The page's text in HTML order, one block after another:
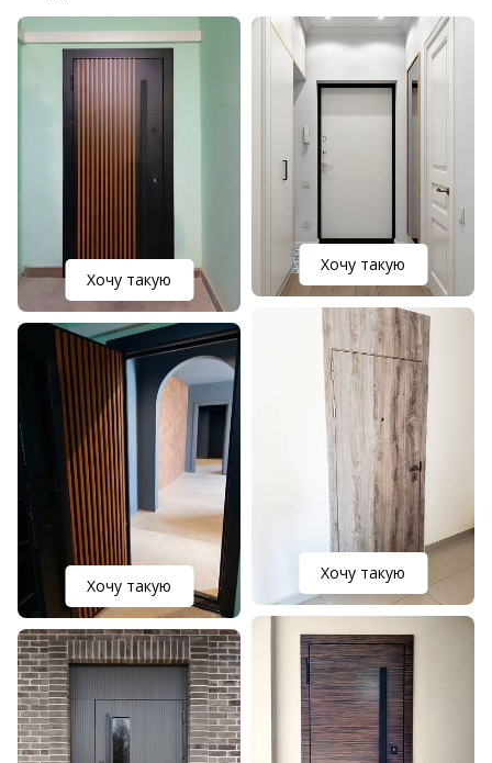
Хочу такую
Хочу такую
Хочу такую
Хочу такую